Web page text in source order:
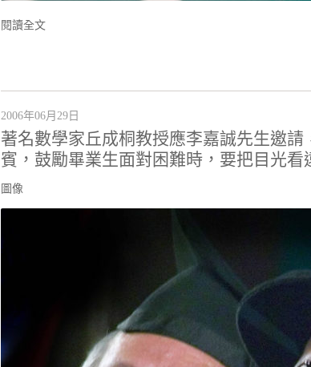
閱讀全文
2006年06月29日
著名數學家丘成桐教授應李嘉誠先生邀
賓，鼓勵畢業生面對困難時，要把目光看
圖像